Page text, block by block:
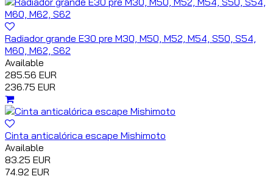
Radiador grande E30 pre M30, M50, M52, M54, S50, S54,
M60, M62, S62
Available
285.56 EUR
236.75 EUR
Cinta anticalórica escape Mishimoto
Available
83.25 EUR
74.92 EUR